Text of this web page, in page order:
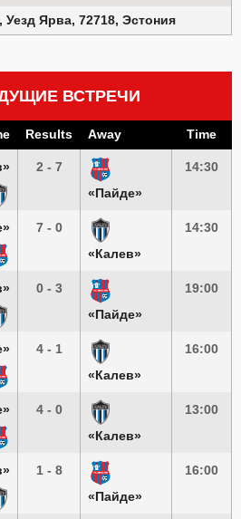
Ярва, 72718, Эстония
ВСТРЕЧИ
Results Away Time
2 - 7
«Пайде»
14:30
7 - 0
«Калев»
14:30
0 - 3
«Пайде»
19:00
4 - 1
«Калев»
16:00
4 - 0
«Калев»
13:00
1 - 8
«Пайде»
16:00